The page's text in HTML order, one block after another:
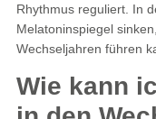
Rhythmus reguliert. In
Melatoninspiegel
Wechseljahren führen
Wie kann